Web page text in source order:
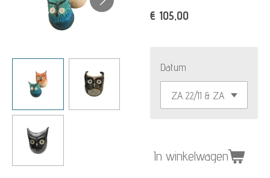
€ 105,00
Datum
In winkelwagen